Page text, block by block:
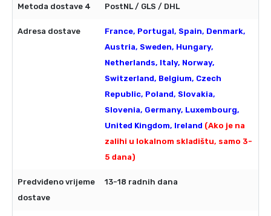
PostNL / GLS / DHL
France, Portugal, Spain, Denmark,
Austria, Sweden, Hungary,
Netherlands, Italy, Norway,
Switzerland, Belgium, Czech
Republic, Poland, Slovakia,
Slovenia, Germany, Luxembourg,
United Kingdom, Ireland (Ako je na
zalihi u lokalnom skladištu, samo 3-
5 dana)
13-18 radnih dana